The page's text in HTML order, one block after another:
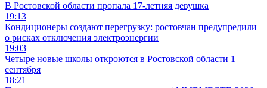
В Ростовской области пропала 17-летняя девушка
19:13
Кондиционеры создают перегрузку: ростовчан предупредили
о рисках отключения электроэнергии
19:03
Четыре новые школы откроются в Ростовской области 1
сентября
18:21